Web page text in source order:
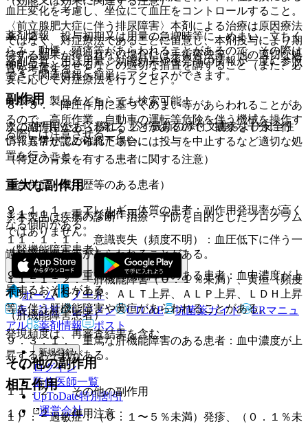
血圧変化を考慮し、坐位にて血圧をコントロールすること。
８．２． 投与初期又は用量の急増時等に、めまい、立ちく
らみ、動悸、頭痛等があらわれることがあるので、その際は
仰臥位をとらせるなどの適切な措置を講ずること（また、必
要に応じて対症療法を行うこと）。
８．３． 降圧作用に基づくめまい等があらわれることがあ
るので、高所作業、自動車の運転等危険を伴う機械を操作す
る際には注意させること。
（特定の背景を有する患者に関する注意）
（合併症・既往歴等のある患者）
９．１．１． アレルギー体質の患者：副作用発現率が高く
なる傾向がある。
（腎機能障害患者）
９．２．１． 重篤な腎機能障害のある患者：血中濃度が上
昇するおそれがある。
（肝機能障害患者）
９．３．１． 重篤な肝機能障害のある患者：血中濃度が上
昇するおそれがある。
相互作用
１０．２． 併用注意：
〈前立腺肥大症に伴う排尿障害〉本剤による治療は原因療法
ではなく、対症療法であることに留意し、本剤投与により期
待する効果が得られない場合には手術療法等、他の適切な処
置を考慮すること。
副作用
次の副作用があらわれることがあるので、観察を十分に行
い、異常が認められた場合には投与を中止するなど適切な処
置を行うこと。
重大な副作用
１１．１． 重大な副作用
１１．１．１． 意識喪失（頻度不明）：血圧低下に伴う一
過性意識喪失等があらわれることがある。
１１．１．２． 肝機能障害（０．１％未満）、黄疸（頻度
不明）：ＡＳＴ上昇、ＡＬＴ上昇、ＡＬＰ上昇、ＬＤＨ上昇
等を伴う肝機能障害や黄疸があらわれることがある。
発現頻度は、再審査結果を含む。
その他の副作用
１１．２． その他の副作用
１）． 過敏症：（０．１〜５％未満）発疹、（０．１％未
薬剤情報
薬剤写真、用法用量、効能効果や後発品の情報が一度に参照
でき、関連情報へ簡単にアクセスができます。
一般名、製品名どちらでも検索可能！
※ ご使用いただく際に、必ず最新の添付文書および安全性
情報も併せてご確認下さい。
※本製品は疾病の診断・治療・予防を目的としたプログラム
ではありません。
ホーム
ノート
表・計算
レジメン CTCAE 抗菌薬ガイド
ERマニュ
アル
薬剤情報 ポスト
新規登録
ログイン
監修医師一覧
UpToDate特別割引
運営会社